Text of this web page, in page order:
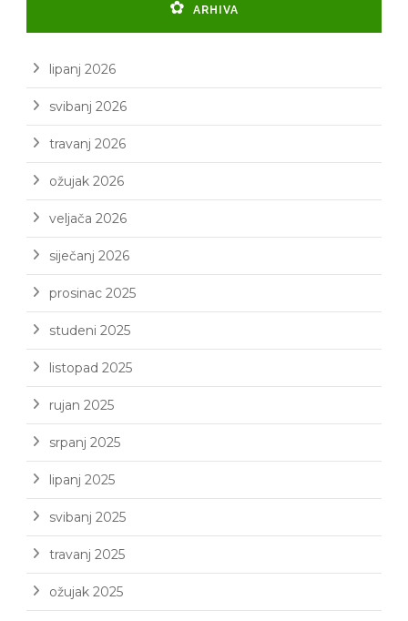
ARHIVA
lipanj 2026
svibanj 2026
travanj 2026
ožujak 2026
veljača 2026
siječanj 2026
prosinac 2025
studeni 2025
listopad 2025
rujan 2025
srpanj 2025
lipanj 2025
svibanj 2025
travanj 2025
ožujak 2025